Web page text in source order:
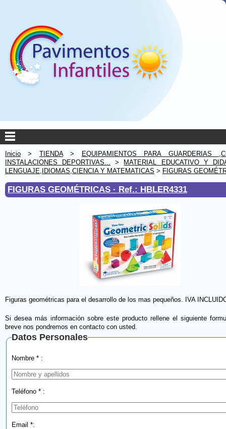
Inicio > TIENDA>
EQUIPAMIENTOS PARA GUARDERIAS
INSTALACIONES DEPORTIVAS... >
MATERIAL EDUCATIVO Y
LENGUAJE,IDIOMAS,CIENCIA Y MATEMATICAS > FIGURAS
FIGURAS GEOMÉTRICAS · Ref.: HBLER4331
Figuras geométricas para el desarrollo de los mas pequeños. IVA
Si desea más información sobre este producto rellene el siguiente
breve nos pondremos en contacto con usted.
Datos Personales
Nombre * :
Teléfono * :
Email *: